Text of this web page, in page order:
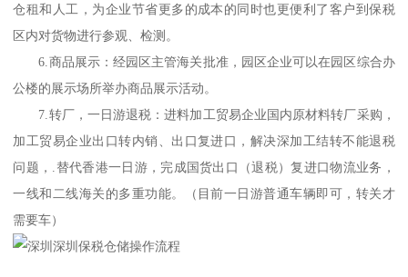
仓租和人工，为企业节省更多的成本的同时也更便利了客户到保税
区内对货物进行参观、检测。
6.商品展示：经园区主管海关批准，园区企业可以在园区综合办
公楼的展示场所举办商品展示活动。
7.转厂，一日游退税：进料加工贸易企业国内原材料转厂采购，
加工贸易企业出口转内销、出口复进口，解决深加工结转不能退税
问题，.替代香港一日游，完成国货出口（退税）复进口物流业务，
一线和二线海关的多重功能。（目前一日游普通车辆即可，转关才
需要车）